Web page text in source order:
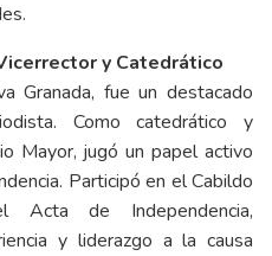
y Catedrático
Granada, fue un destacado
Como catedrático y
Mayor, jugó un papel activo
Participó en el Cabildo
Acta de Independencia,
y liderazgo a la causa